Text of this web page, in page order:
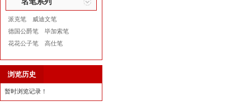
派克笔
威迪文笔
德国公爵笔
毕加索笔
花花公子笔
高仕笔
浏览历史
暂时浏览记录！